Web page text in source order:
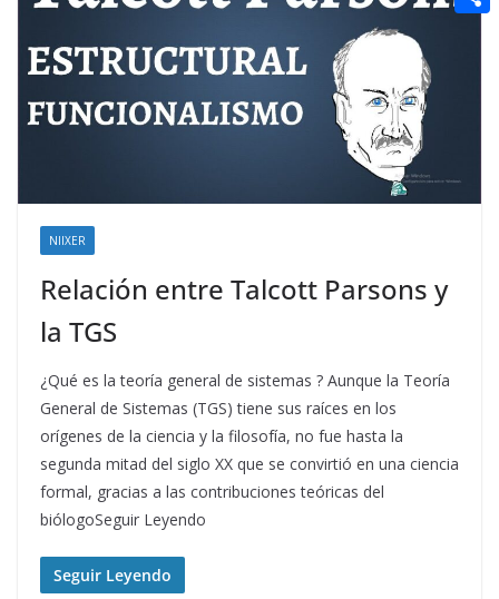
NIIXER
Relación entre Talcott Parsons y
la TGS
¿Qué es la teoría general de sistemas ? Aunque la Teoría
General de Sistemas (TGS) tiene sus raíces en los
orígenes de la ciencia y la filosofía, no fue hasta la
segunda mitad del siglo XX que se convirtió en una ciencia
formal, gracias a las contribuciones teóricas del
biólogoSeguir Leyendo
Seguir Leyendo
n
t
a
r